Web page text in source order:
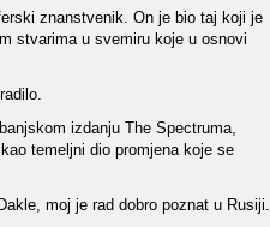
znanstvenik. On je bio taj koji je
stvarima u svemiru koje u osnovi
izdanju The Spectruma,
temeljni dio promjena koje se
moj je rad dobro poznat u Rusiji.